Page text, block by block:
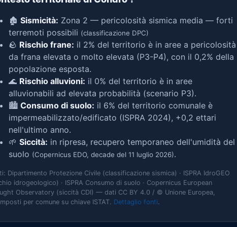
🏚️ Sismicità: Zona 2 — pericolosità sismica media — forti
terremoti possibili (classificazione DPC)
🪨 Rischio frane: il 2% del territorio è in aree a pericolosità
da frana elevata o molto elevata (P3-P4), con il 0,2% della
popolazione esposta.
🌊 Rischio alluvioni: il 0% del territorio è in aree
alluvionabili ad elevata probabilità (scenario P3).
🏙️ Consumo di suolo: il 6% del territorio comunale è
impermeabilizzato/edificato (ISPRA 2024), +0,2 ettari
nell'ultimo anno.
🌱 Siccità: in ripresa, recupero temporaneo dell'umidità del
suolo (Copernicus EDO, decade del 11 luglio 2026).
Dipartimento Protezione Civile (classificazione sismica) · ISPRA IdroGEO
idrogeologico) · ISPRA Consumo di suolo · Copernicus European
Observatory (siccità CDI) — dati CC BY 4.0 / © Unione Europea,
per comune su chiave ISTAT. Dettaglio fonti.